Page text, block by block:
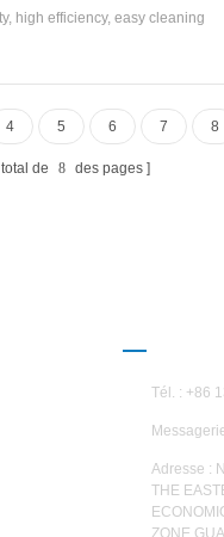
high efficiency, easy cleaning
suitable for small
offices, factory workshops,
hotels, villas, etc
4 5 6 7 8
de 8 des pages
Tél. : +86
Adresse :
THE